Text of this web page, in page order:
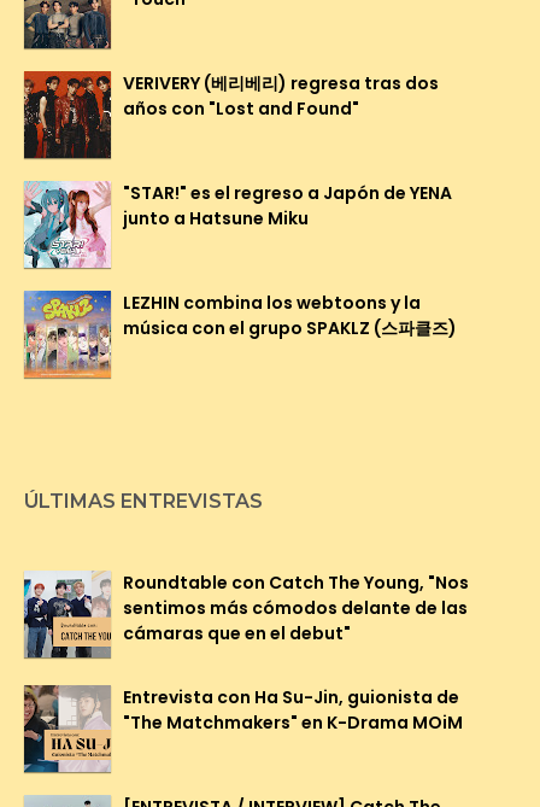
VERIVERY (베리베리) regresa tras dos
años con "Lost and Found"
"STAR!" es el regreso a Japón de YENA
junto a Hatsune Miku
LEZHIN combina los webtoons y la
música con el grupo SPAKLZ (스파클즈)
ÚLTIMAS ENTREVISTAS
Roundtable con Catch The Young, "Nos
sentimos más cómodos delante de las
cámaras que en el debut"
Entrevista con Ha Su-Jin, guionista de
"The Matchmakers" en K-Drama MOiM